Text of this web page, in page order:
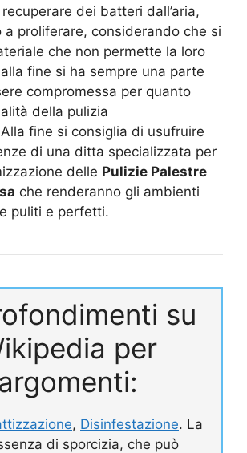
dei batteri dall’aria,
a proliferare, considerando che si
che non permette la loro
fine si ha sempre una parte
compromessa per quanto
della pulizia
fine si consiglia di usufruire
di una ditta specializzata per
delle Pulizie Palestre
che renderanno gli ambienti
puliti e perfetti.
su
per
, Disinfestazione. La
di sporcizia, che può